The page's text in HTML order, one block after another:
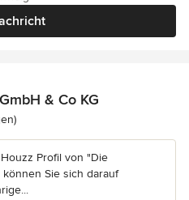
& Co KG
von 5 Sternen
Profil von "Die
Sie sich darauf